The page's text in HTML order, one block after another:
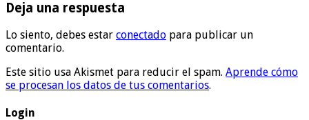
Deja una respuesta
Lo siento, debes estar conectado para publicar un
comentario.
Este sitio usa Akismet para reducir el spam. Aprende cómo
se procesan los datos de tus comentarios.
Login